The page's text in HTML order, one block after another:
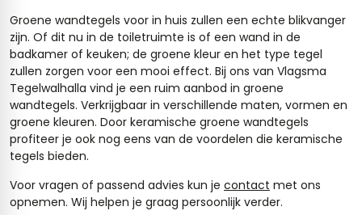
Groene wandtegels voor in huis zullen een echte blikvanger
zijn. Of dit nu in de toiletruimte is of een wand in de
badkamer of keuken; de groene kleur en het type tegel
zullen zorgen voor een mooi effect. Bij ons van Vlagsma
Tegelwalhalla vind je een ruim aanbod in groene
wandtegels. Verkrijgbaar in verschillende maten, vormen en
groene kleuren. Door keramische groene wandtegels
profiteer je ook nog eens van de voordelen die keramische
tegels bieden.
Voor vragen of passend advies kun je contact met ons
opnemen. Wij helpen je graag persoonlijk verder.